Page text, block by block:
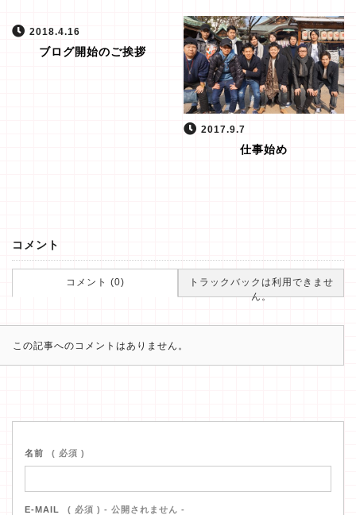
2018.4.16
ブログ開始のご挨拶
2017.9.7
仕事始め
コメント
コメント (0)
トラックバックは利用できませ
ん。
この記事へのコメントはありません。
名前 ( 必須 )
E-MAIL ( 必須 ) - 公開されません -